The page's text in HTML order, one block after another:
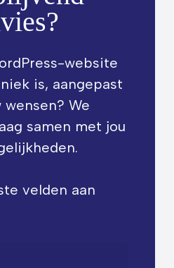
website
is, aangepast
wensen? We
samen met jou
velden aan